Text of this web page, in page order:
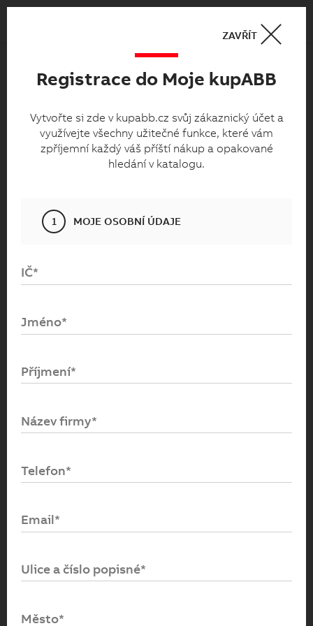
0
Moje kupabb.cz
Vytvořte si zde v kupabb.cz svůj zákaznický
účet a využívejte všechny užitečné funkce,
které vám zpříjemní každý váš příští nákup
Přihlaste se
Registrace do Moje kupABB
Vytvořte si zde v kupabb.cz svůj zákaznický účet a
využívejte všechny užitečné funkce, které vám
zpříjemní každý váš příští nákup a opakované
hledání v katalogu.
1 MOJE OSOBNÍ ÚDAJE
IČ*
Jméno*
Příjmení*
Název firmy*
Telefon*
Email*
Ulice a číslo popisné*
Město*
ZAVŘÍT